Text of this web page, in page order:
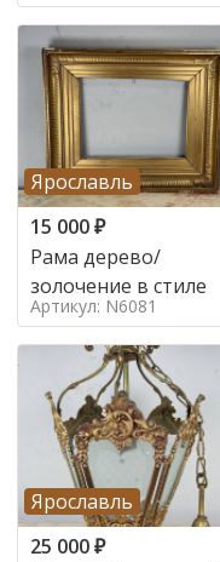
Ярославль
15 000₽
Рама дерево/
золочение в стиле
Артикул: N6081
Ярославль
25 000₽